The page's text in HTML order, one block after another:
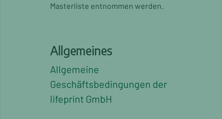
Masterliste entnommen werden.
Allgemeines
Allgemeine
Geschäftsbedingungen der
lifeprint GmbH